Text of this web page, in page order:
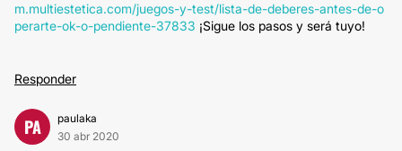
m.multiestetica.com/juegos-y-test/lista-de-deberes-antes-de-o
perarte-ok-o-pendiente-37833 ¡Sigue los pasos y será tuyo!
Responder
PA
paulaka
30 abr 2020